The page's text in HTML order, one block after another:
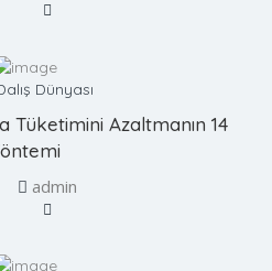
Dünyası
Tüketimini Azaltmanın 14
admin